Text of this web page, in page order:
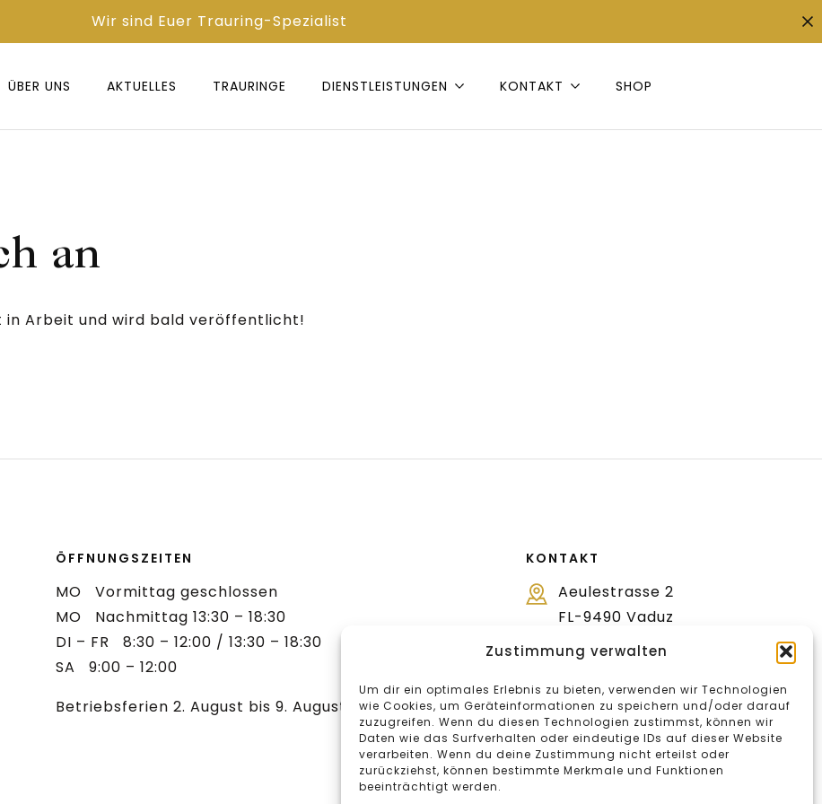
Zustimmung verwalten
Um dir ein optimales Erlebnis zu bieten, verwenden wir Technologien
wie Cookies, um Geräteinformationen zu speichern und/oder darauf
zuzugreifen. Wenn du diesen Technologien zustimmst, können wir
Daten wie das Surfverhalten oder eindeutige IDs auf dieser Website
verarbeiten. Wenn du deine Zustimmung nicht erteilst oder
zurückziehst, können bestimmte Merkmale und Funktionen
beeinträchtigt werden.
Wir sind Euer Trauring-Spezialist
ÜBER UNS AKTUELLES TRAURINGE DIENST­LEISTUNGEN KONTAKT SHOP
an
in Arbeit und wird bald veröffentlicht!
ÖFFNUNGSZEITEN
MO Vormittag geschlossen
MO Nachmittag 13:30 – 18:30
DI – FR 8:30 – 12:00 / 13:30 – 18:30
SA 9:00 – 12:00
Betriebsferien 2. August bis 9. August 2026
KONTAKT
Aeulestrasse 2
FL-9490 Vaduz
+423 232 25 64